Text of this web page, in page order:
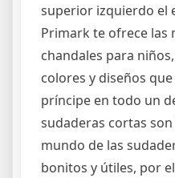
superior izquierdo el
Primark te ofrece las
chandales para
colores y diseños
príncipe en todo un
sudaderas cortas
mundo de las
bonitos y útiles, por